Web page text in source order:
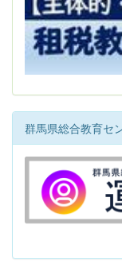
群馬県総合教育セ